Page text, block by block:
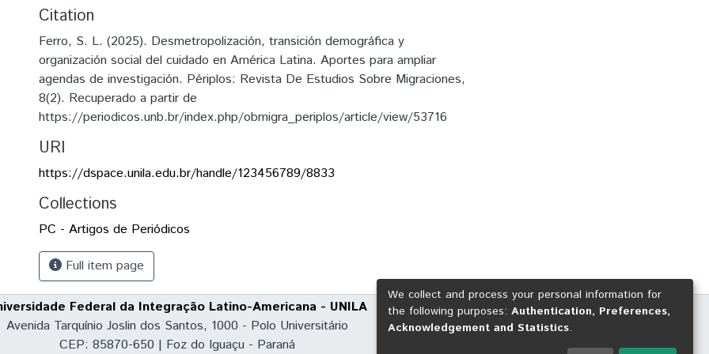
Citation
Ferro, S. L. (2025). Desmetropolización, transición demográfica y
organización social del cuidado en América Latina. Aportes para ampliar
agendas de investigación. Périplos: Revista De Estudios Sobre Migraciones,
8(2). Recuperado a partir de
https://periodicos.unb.br/index.php/obmigra_periplos/article/view/53716
URI
https://dspace.unila.edu.br/handle/123456789/8833
Collections
PC - Artigos de Periódicos
Full item page
Federal da Integração Latino-Americana - UNILA
Avenida Tarquínio Joslin dos Santos, 1000 - Polo Universitário
CEP: 85870-650 | Foz do Iguaçu - Paraná
We collect and process your personal information for
the following purposes: Authentication, Preferences,
Acknowledgement and Statistics.